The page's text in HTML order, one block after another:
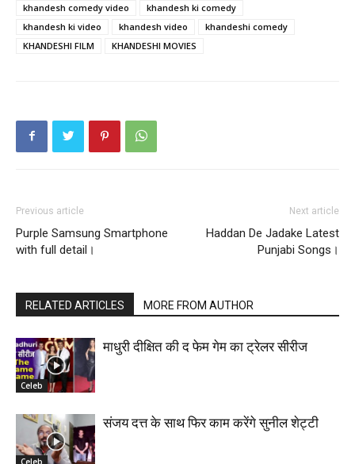
khandesh comedy video
khandesh ki comedy
khandesh ki video
khandesh video
khandeshi comedy
KHANDESHI FILM
KHANDESHI MOVIES
Previous article
Purple Samsung Smartphone
with full detail।
Next article
Haddan De Jadake Latest
Punjabi Songs।
RELATED ARTICLES MORE FROM AUTHOR
Celeb
माधुरी दीक्षित की द फेम गेम का ट्रेलर सीरीज
Celeb
संजय दत्त के साथ फिर काम करेंगे सुनील शेट्टी